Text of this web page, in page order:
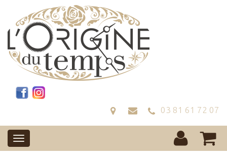
03 81 61 72 07